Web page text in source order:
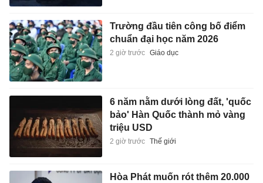
Trường đầu tiên công bố điểm
chuẩn đại học năm 2026
2 giờ trước Giáo dục
6 năm nằm dưới lòng đất, 'quốc
bảo' Hàn Quốc thành mỏ vàng
triệu USD
2 giờ trước Thế giới
Hòa Phát muốn rót thêm 20.000